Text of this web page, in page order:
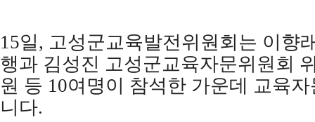
15일, 고성군교육발전위원회는 이향
행과 김성진 고성군교육자문위원회
원 등 10여명이 참석한 가운데 교육
니다.